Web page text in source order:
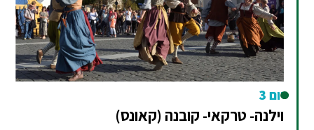
יום 3
וילנה- טרקאי- קובנה (קאונס)